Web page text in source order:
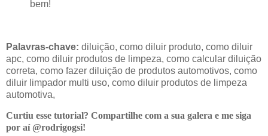
bem!
Palavras-chave: diluição, como diluir produto, como diluir
apc, como diluir produtos de limpeza, como calcular diluição
correta, como fazer diluição de produtos automotivos, como
diluir limpador multi uso, como diluir produtos de limpeza
automotiva,
Curtiu esse tutorial? Compartilhe com a sua galera e me siga
por aí @rodrigogsi!